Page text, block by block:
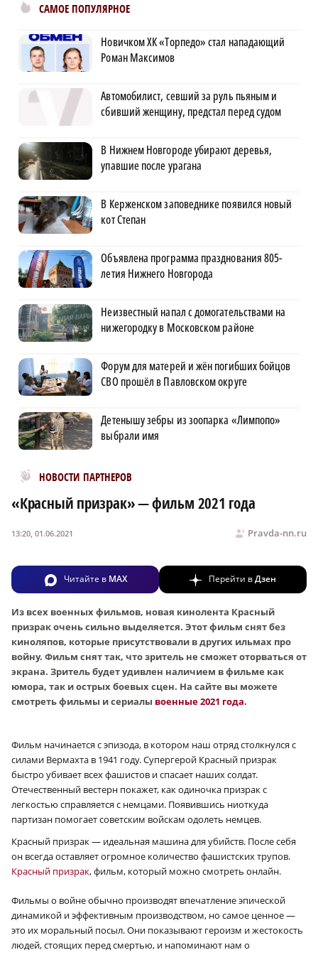
САМОЕ ПОПУЛЯРНОЕ
Новичком ХК «Торпедо» стал нападающий
Роман Максимов
Автомобилист, севший за руль пьяным и
сбивший женщину, предстал перед судом
В Нижнем Новгороде убирают деревья,
упавшие после урагана
В Керженском заповеднике появился новый
кот Степан
Объявлена программа празднования 805-
летия Нижнего Новгорода
Неизвестный напал с домогательствами на
нижегородку в Московском районе
Форум для матерей и жён погибших бойцов
СВО прошёл в Павловском округе
Детенышу зебры из зоопарка «Лимпопо»
выбрали имя
НОВОСТИ ПАРТНЕРОВ
Новости МирТесен
«Красный призрак» — фильм 2021 года
Pravda-nn.ru
13:20, 01.06.2021
Читайте в MAX Перейти вДзен
Из всех военных фильмов, новая кинолента Красный
призрак очень сильно выделяется. Этот фильм снят без
киноляпов, которые присутствовали в других ильмах про
войну. Фильм снят так, что зритель не сможет оторваться от
экрана. Зритель будет удивлен наличием в фильме как
юмора, так и острых боевых сцен. На сайте вы можете
смотреть фильмы и сериалы военные 2021 года.
Фильм начинается с эпизода, в котором наш отряд столкнулся с
силами Вермахта в 1941 году. Супергерой Красный призрак
быстро убивает всех фашистов и спасает наших солдат.
Отечественный вестерн покажет, как одиночка призрак с
легкостью справляется с немцами. Появившись ниоткуда
партизан помогает советским войскам одолеть немцев.
Красный призрак — идеальная машина для убийств. После себя
он всегда оставляет огромное количество фашистских трупов.
Красный призрак, фильм, который можно смотреть онлайн.
Фильмы о войне обычно производят впечатление эпической
динамикой и эффективным производством, но самое ценное —
это их моральный посыл. Они показывают героизм и жестокость
людей, стоящих перед смертью, и напоминают нам о